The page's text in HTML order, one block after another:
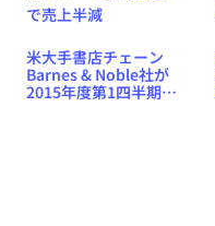
米大手書店チェーン
Barnes & Noble社が
2015年度第1四半期の